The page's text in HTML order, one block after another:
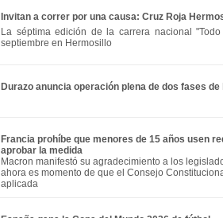
Invitan a correr por una causa: Cruz Roja
La séptima edición de la carrera nacional
septiembre en Hermosillo
Durazo anuncia operación plena de dos fases
Francia prohíbe que menores de 15 años usen
aprobar la medida
Macron manifestó su agradecimiento a los
ahora es momento de que el Consejo
aplicada